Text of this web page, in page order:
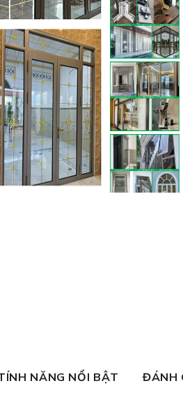
NĂNG NỔI BẬT ĐÁNH